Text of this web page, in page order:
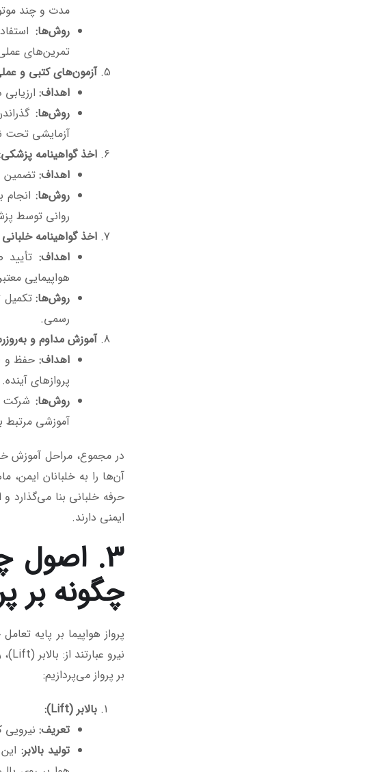
مدت و چند
روش‌ها:
تمرین‌های
آزمون‌های کتبی و
اهداف:
روش‌ها:
آزمایشی تحت
اخذ گواهینامه پزشکی
اهداف: تضمین
روش‌ها:
روانی توسط
اخذ گواهینامه
اهداف:
هواپیمایی
روش‌ها: تکمیل
رسمی.
آموزش مداوم و
اهداف: حفظ و
پروازهای آینده.
روش‌ها: شرکت
آموزشی
در مجموع، مراحل آموزش
آن‌ها را به خلبانان
حرفه خلبانی بنا می‌گذارد
ایمنی دارند.
3. اصول
چگونه بر
پرواز هواپیما بر پایه
بر پرواز می‌پردازیم:
بالابر (Lift):
تعریف:
تولید بالابر: